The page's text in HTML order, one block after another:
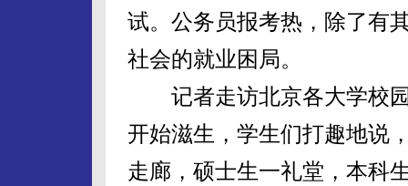
试。公务员报考热，除了有
社会的就业困局。
记者走访北京各大学校园
开始滋生，学生们打趣地说
走廊，硕士生一礼堂，本科